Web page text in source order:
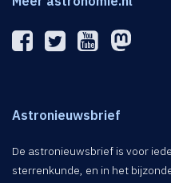
Astronieuwsbrief
De astronieuwsbrief is voor
sterrenkunde, en in het